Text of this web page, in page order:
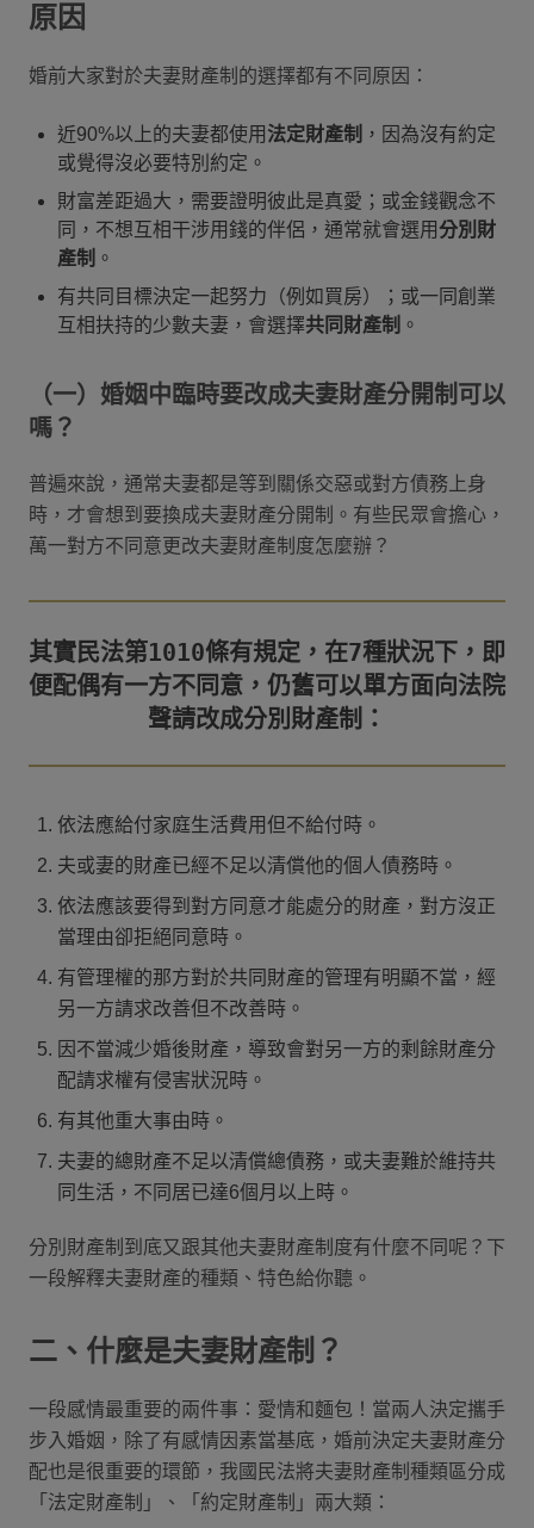
原因
婚前大家對於夫妻財產制的選擇都有不同原因：
近90%以上的夫妻都使用 法定財產制 ，因為沒有約定
或覺得沒必要特別約定。
財富差距過大，需要證明彼此是真愛；或金錢觀念不
同，不想互相干涉用錢的伴侶，通常就會選用 分別財
產制 。
有共同目標決定一起努力（例如買房）；或一同創業
互相扶持的少數夫妻，會選擇共同財產制 。
（一）婚姻中臨時要改成夫妻財產分開制可以
嗎？
普遍來說，通常夫妻都是等到關係交惡或對方債務上身
時，才會想到要換成夫妻財產分開制。有些民眾會擔心，
萬一對方不同意更改夫妻財產制度怎麼辦？
其實民法第1010條有規定，在7種狀況下，即
便配偶有一方不同意，仍舊可以單方面向法院
依法應給付家庭生活費用但不給付時。
夫或妻的財產已經不足以清償他的個人債務時。
依法應該要得到對方同意才能處分的財產，對方沒正
當理由卻拒絕同意時。
有管理權的那方對於共同財產的管理有明顯不當，經
另一方請求改善但不改善時。
因不當減少婚後財產，導致會對另一方的剩餘財產分
配請求權有侵害狀況時。
有其他重大事由時。
夫妻的總財產不足以清償總債務，或夫妻難於維持共
同生活，不同居已達6個月以上時。
分別財產制到底又跟其他夫妻財產制度有什麼不同呢？下
一段解釋夫妻財產的種類、特色給你聽。
二、什麼是夫妻財產制？
一段感情最重要的兩件事：愛情和麵包！當兩人決定攜手
步入婚姻，除了有感情因素當基底，婚前決定夫妻財產分
配也是很重要的環節，我國民法將夫妻財產制種類區分成
「法定財產制」、「約定財產制」兩大類：